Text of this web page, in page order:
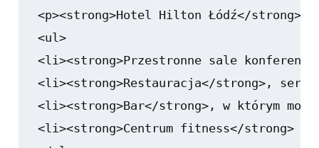
<p><strong>Hotel Hilton Łódź</
<ul>
<li><strong>Przestronne sale
<li><strong>Restauracja</strong>,
<li><strong>Bar</strong>, w którym
<li><strong>Centrum fitness</strong> -